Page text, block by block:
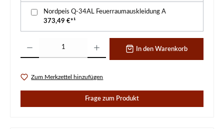
Nordpeis Q-34AL Feuerraumauskleidung A
373,49 €*¹
In den Warenkorb
Zum Merkzettel hinzufügen
Frage zum Produkt